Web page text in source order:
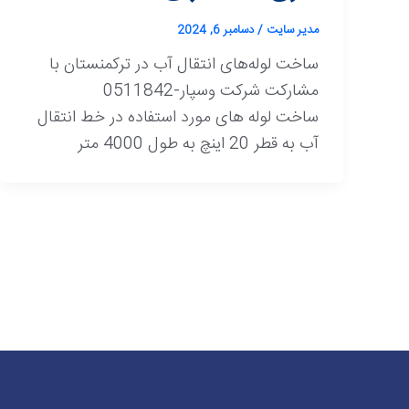
مدیر سایت /دسامبر 6, 2024
ساخت لوله‌های انتقال آب در ترکمنستان با
مشارکت شرکت وسپار-0511842
ساخت لوله های مورد استفاده در خط انتقال
آب به قطر 20 اینچ به طول 4000 متر